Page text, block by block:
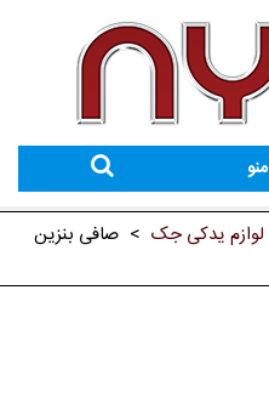
منو
لوازم یدکی جک > صافی بنزین